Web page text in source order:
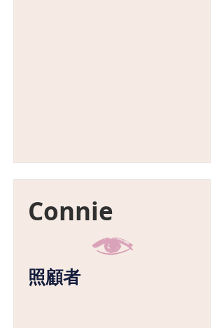
Connie
照顧者